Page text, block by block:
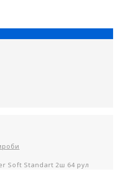
Soft Standart 2ш 64 рул